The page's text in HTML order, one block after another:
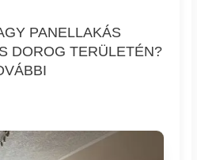
PANELLAKÁS
DOROG TERÜLETÉN?